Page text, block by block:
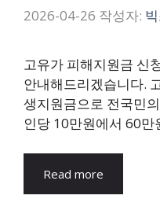
2026-04-26 작성자:
고유가 피해지원금 신
안내해드리겠습니다.
생지원금으로 전국민
인당 10만원에서 60
Read more